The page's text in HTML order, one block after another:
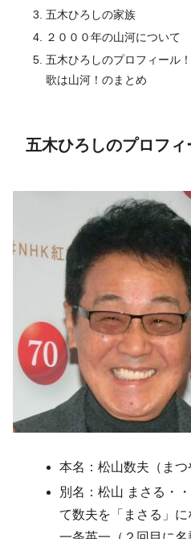
五木ひろしの家族
２０００年の山河について
五木ひろしのプロフィール
歌は山河！のまとめ
五木ひろしのプロフィ
本名：松山数夫（まつ
別名：松山 まさる・
て数夫を「まさる」に